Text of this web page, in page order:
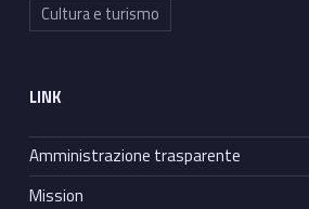
Cultura e turismo
LINK
Amministrazione trasparente
Mission